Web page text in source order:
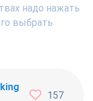
надо нажать
выбрать
Newbie
157